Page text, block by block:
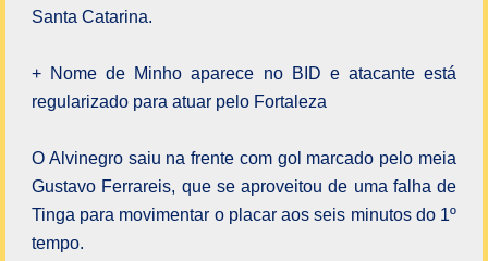
Santa Catarina.
+ Nome de Minho aparece no BID e atacante está
regularizado para atuar pelo Fortaleza
O Alvinegro saiu na frente com gol marcado pelo meia
Gustavo Ferrareis, que se aproveitou de uma falha de
Tinga para movimentar o placar aos seis minutos do 1º
tempo.